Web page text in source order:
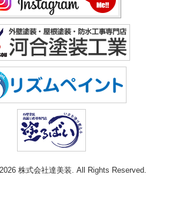
株式会社達美装. All Rights Reserved.